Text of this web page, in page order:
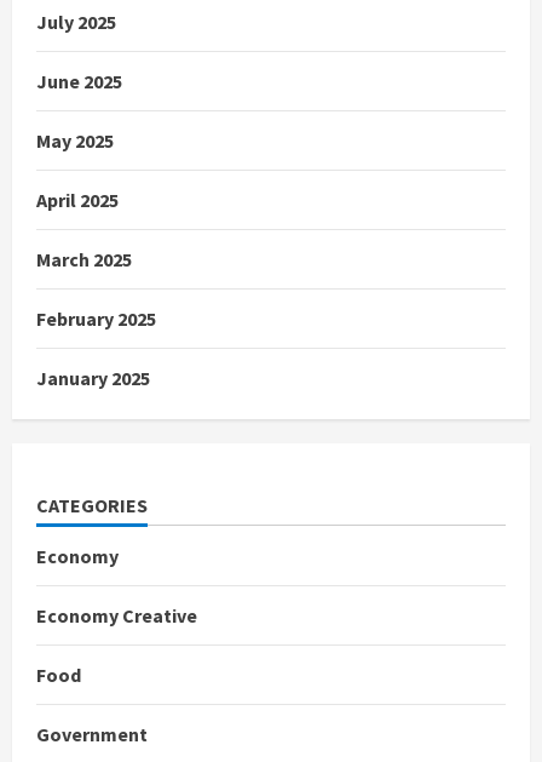
July 2025
June 2025
May 2025
April 2025
March 2025
February 2025
January 2025
CATEGORIES
Economy
Economy Creative
Food
Government